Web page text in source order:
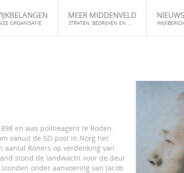
ORGANISATIE
MEER MIDDENVELD
STRATEN, BEDRIJVEN EN …
NIEUWS
en was politieagent te Roden.
vanuit de SD-post in Norg het
aantal Roners op verdenking van
stond de landwacht voor de deur
onder aanvoering van Jacob